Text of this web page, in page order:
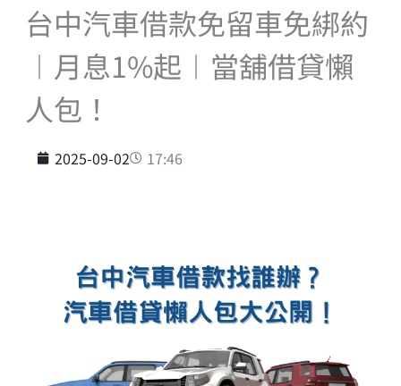
台中汽車借款免留車免綁約
︱月息1%起︱當舖借貸懶
人包！
2025-09-02 17:46